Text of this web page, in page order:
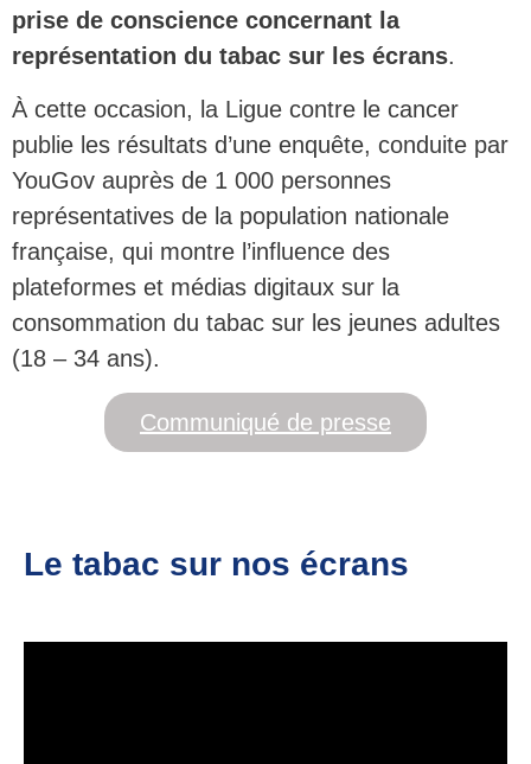
prise de conscience concernant la
représentation du tabac sur les écrans.
À cette occasion, la Ligue contre le cancer
publie les résultats d’une enquête, conduite par
YouGov auprès de 1 000 personnes
représentatives de la population nationale
française, qui montre l’influence des
plateformes et médias digitaux sur la
consommation du tabac sur les jeunes adultes
(18 – 34 ans).
Communiqué de presse
Le tabac sur nos écrans